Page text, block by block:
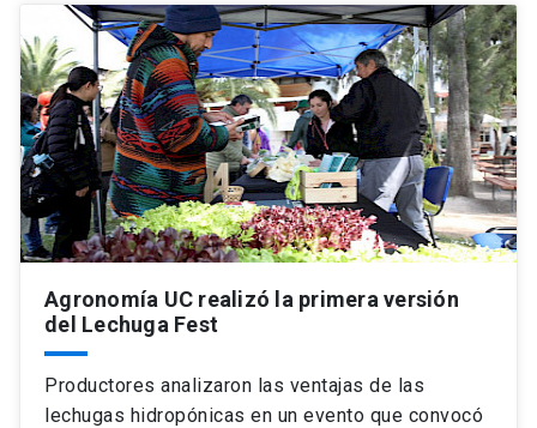
Agronomía UC realizó la primera versión
del Lechuga Fest
Productores analizaron las ventajas de las
lechugas hidropónicas en un evento que convocó